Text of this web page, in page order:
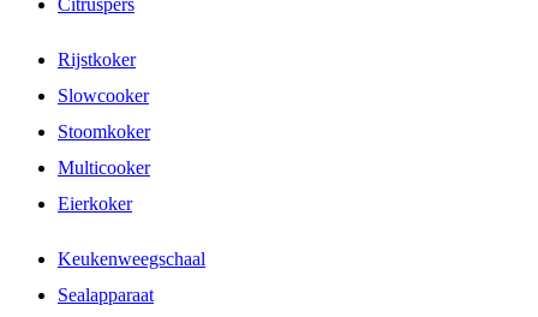
Citruspers
Rijstkoker
Slowcooker
Stoomkoker
Multicooker
Eierkoker
Keukenweegschaal
Sealapparaat